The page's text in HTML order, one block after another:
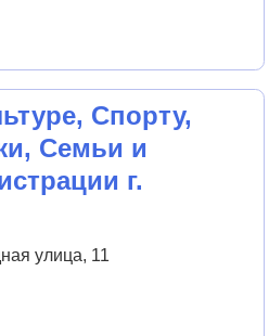
Спорту,
Семьи и
г.
улица, 11